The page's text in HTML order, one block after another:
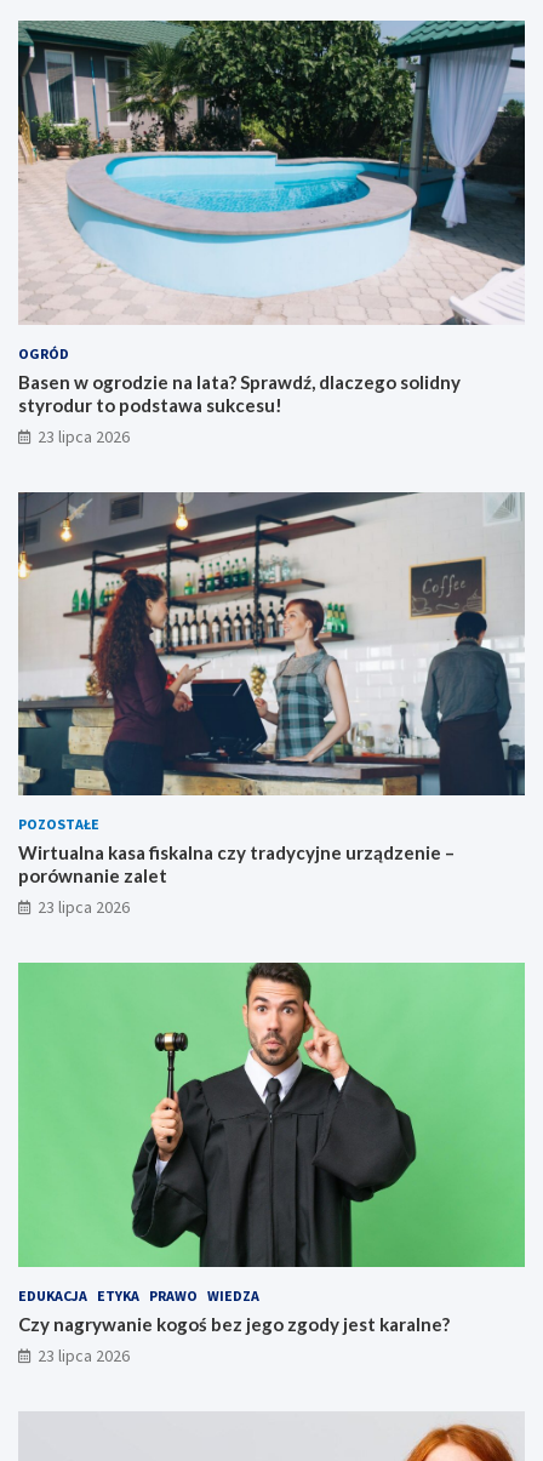
OGRÓD
Basen w ogrodzie na lata? Sprawdź, dlaczego solidny
styrodur to podstawa sukcesu!
23 lipca 2026
POZOSTAŁE
Wirtualna kasa fiskalna czy tradycyjne urządzenie –
porównanie zalet
23 lipca 2026
EDUKACJA ETYKA PRAWO WIEDZA
Czy nagrywanie kogoś bez jego zgody jest karalne?
23 lipca 2026